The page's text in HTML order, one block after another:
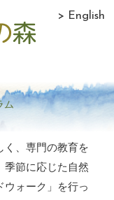
> English
ム
く、専門の教育を
季節に応じた自然
ウォーク」を行っ